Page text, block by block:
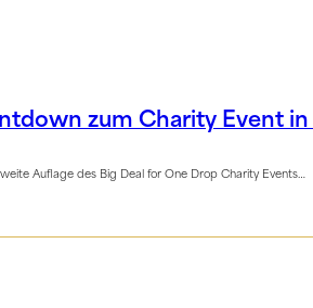
zum Charity Event in
Auflage des Big Deal for One Drop Charity Events…